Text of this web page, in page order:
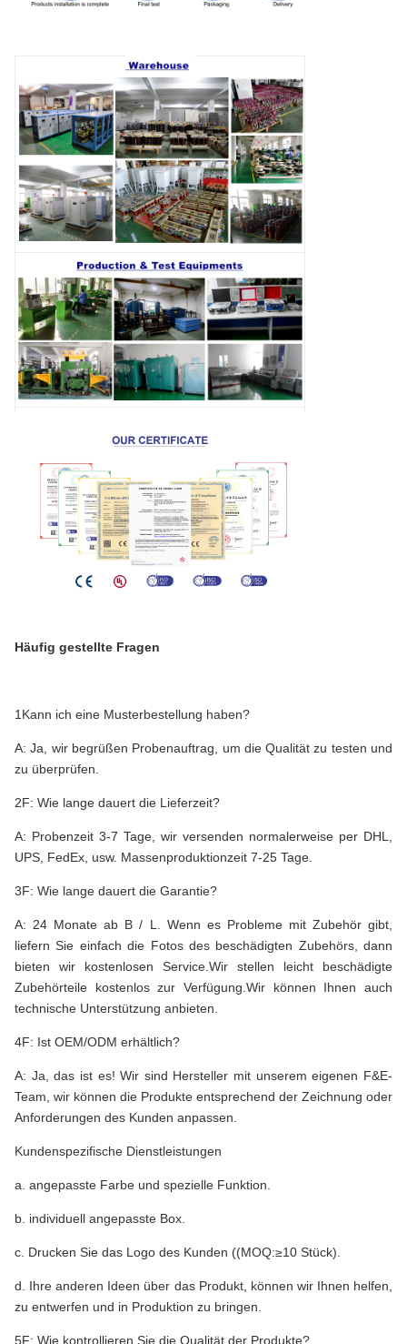
Häufig gestellte Fragen
1Kann ich eine Musterbestellung haben?
A: Ja, wir begrüßen Probenauftrag, um die Qualität zu testen und
zu überprüfen.
2F: Wie lange dauert die Lieferzeit?
A: Probenzeit 3-7 Tage, wir versenden normalerweise per DHL,
UPS, FedEx, usw. Massenproduktionzeit 7-25 Tage.
3F: Wie lange dauert die Garantie?
A: 24 Monate ab B / L. Wenn es Probleme mit Zubehör gibt,
liefern Sie einfach die Fotos des beschädigten Zubehörs, dann
bieten wir kostenlosen Service.Wir stellen leicht beschädigte
Zubehörteile kostenlos zur Verfügung.Wir können Ihnen auch
technische Unterstützung anbieten.
4F: Ist OEM/ODM erhältlich?
A: Ja, das ist es! Wir sind Hersteller mit unserem eigenen F&E-
Team, wir können die Produkte entsprechend der Zeichnung oder
Anforderungen des Kunden anpassen.
Kundenspezifische Dienstleistungen
a. angepasste Farbe und spezielle Funktion.
b. individuell angepasste Box.
c. Drucken Sie das Logo des Kunden ((MOQ:≥10 Stück).
d. Ihre anderen Ideen über das Produkt, können wir Ihnen helfen,
zu entwerfen und in Produktion zu bringen.
5F: Wie kontrollieren Sie die Qualität der Produkte?